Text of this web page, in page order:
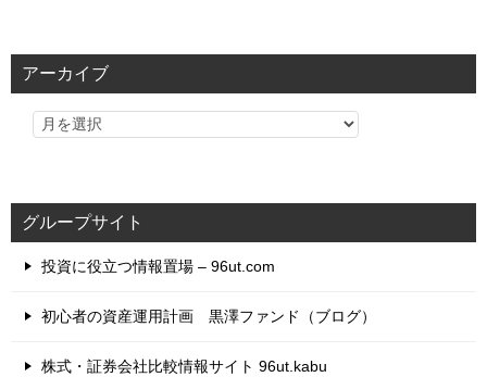
リ
アーカイブ
グループサイト
投資に役立つ情報置場 – 96ut.com
初心者の資産運用計画 黒澤ファンド（ブログ）
株式・証券会社比較情報サイト 96ut.kabu